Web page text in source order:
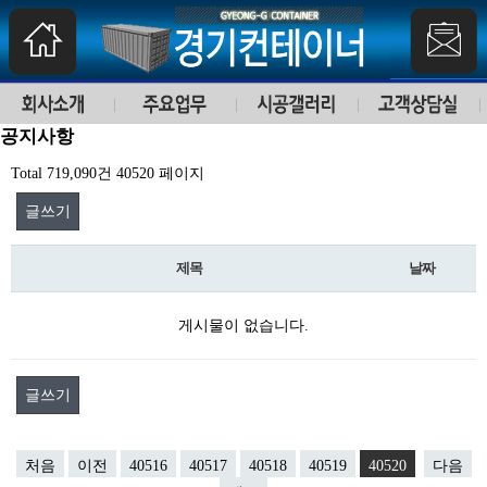
공지사항
Total 719,090건 40520 페이지
글쓰기
제목 날짜
게시물이 없습니다.
글쓰기
처음 이전 40516 40517 40518 40519 40520
다음